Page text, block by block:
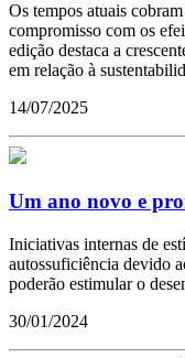
Os tempos atuais
compromisso com os
edição destaca a
em relação à
14/07/2025
Um ano novo e
Iniciativas internas de
autossuficiência devido
poderão estimular o
30/01/2024